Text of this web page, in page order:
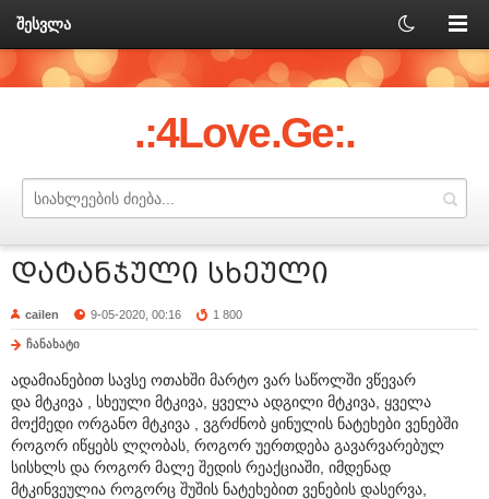
შესვლა
.:4Love.Ge:.
დატანჯული სხეული
cailen 9-05-2020, 00:16 1 800
ჩანახატი
ადამიანებით სავსე ოთახში მარტო ვარ საწოლში ვწევარ
და მტკივა , სხეული მტკივა, ყველა ადგილი მტკივა, ყველა
მოქმედი ორგანო მტკივა , ვგრძნობ ყინულის ნატეხები ვენებში
როგორ იწყებს ლღობას, როგორ უერთდება გავარვარებულ
სისხლს და როგორ მალე შედის რეაქციაში, იმდენად
მტკინვეულია როგორც შუშის ნატეხებით ვენების დასერვა,